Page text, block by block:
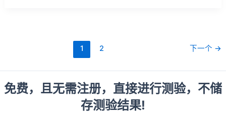
1 2 下一个 →
免费，且无需注册，直接进行测验，不储
存测验结果!